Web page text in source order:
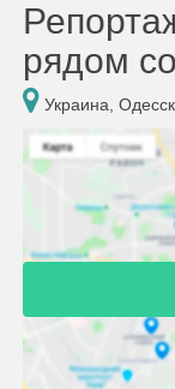
рядом
Украина,